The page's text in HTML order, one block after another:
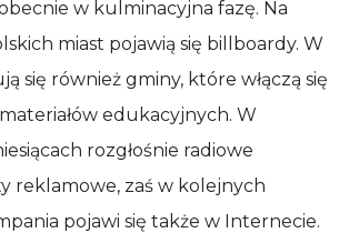
w kulminacyjna fazę. Na
miast pojawią się billboardy. W
się również gminy, które włączą się
edukacyjnych. W
rozgłośnie radiowe
reklamowe, zaś w kolejnych
pojawi się także w Internecie.